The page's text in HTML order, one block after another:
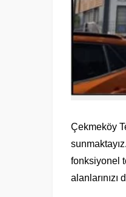
Çekmeköy
fonksiyonel
alanlarınızı